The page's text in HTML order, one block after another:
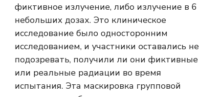
фиктивное излучение, либо излучение в 6
небольших дозах. Это клиническое
исследование было односторонним
исследованием, и участники оставались не
подозревать, получили ли они фиктивные
или реальные радиации во время
испытания. Эта маскировка групповой